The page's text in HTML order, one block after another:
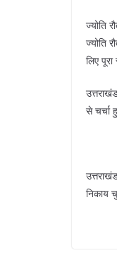
ज्योति
ज्योति
लिए
से चर्चा
निकाय